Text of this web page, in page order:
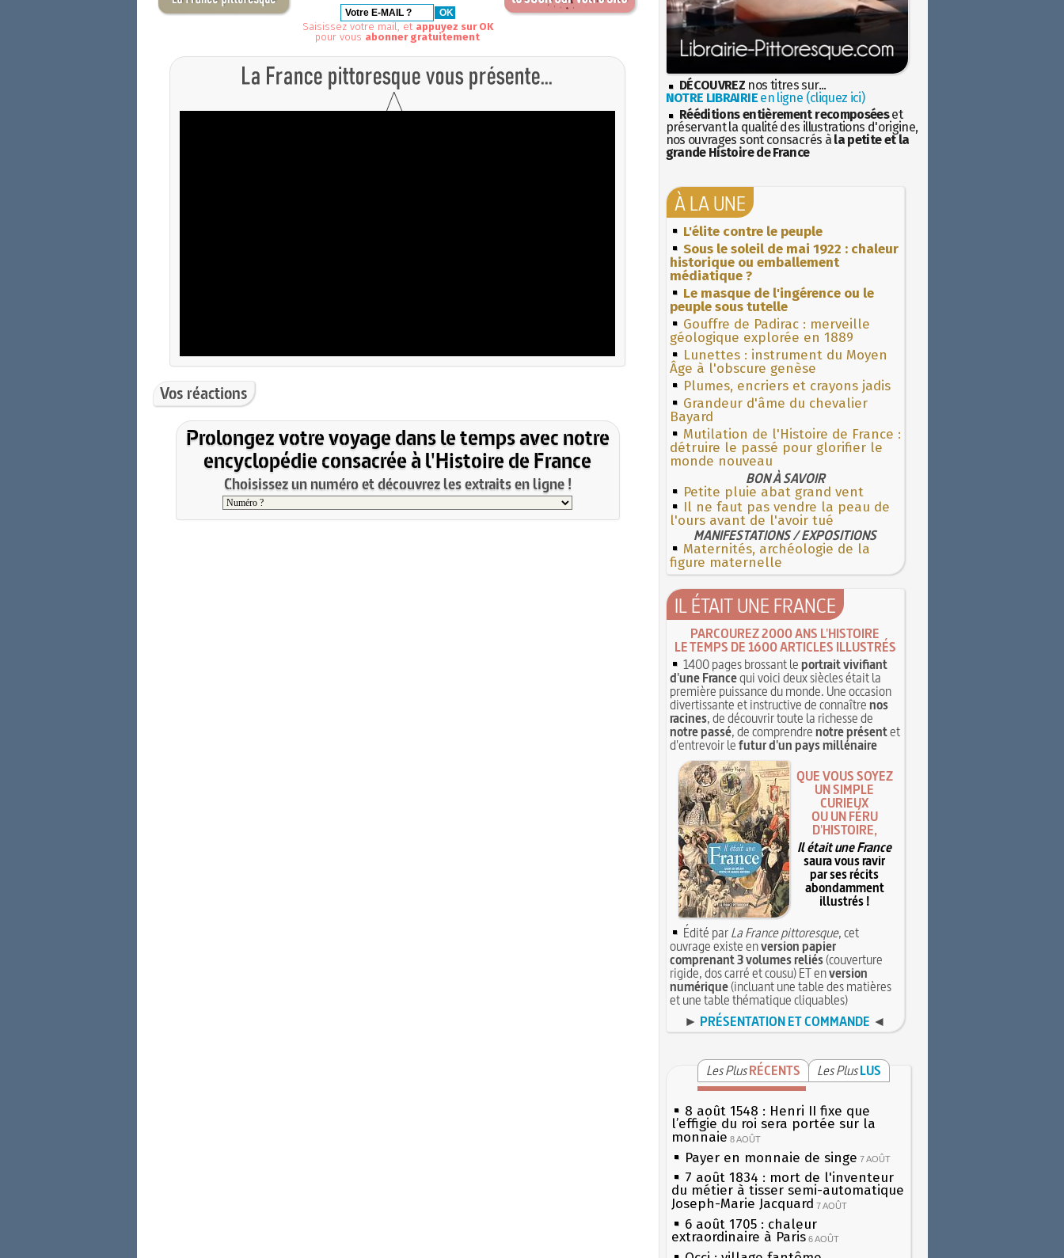
Saisissez votre mail, et appuyez sur OK
pour vous abonner gratuitement
Vos réactions
Prolongez votre voyage dans le temps avec notre
encyclopédie consacrée à l'Histoire de France
Choisissez un numéro et découvrez les extraits en ligne !
DÉCOUVREZ nos titres sur...
NOTRE LIBRAIRIEen ligne (cliquez ici)
Rééditions entièrement recomposéeset
préservant la qualité des illustrations d'origine,
nos ouvrages sont consacrés à la petite et la
grande Histoire de France
À LA UNE
L'élite contre le peuple
Sous le soleil de mai 1922 : chaleur
historique ou emballement
médiatique ?
Le masque de l'ingérence ou le
peuple sous tutelle
Gouffre de Padirac : merveille
géologique explorée en 1889
Lunettes : instrument du Moyen
Âge à l'obscure genèse
Plumes, encriers et crayons jadis
Grandeur d'âme du chevalier
Bayard
Mutilation de l'Histoire de France :
détruire le passé pour glorifier le
monde nouveau
BON À SAVOIR
Petite pluie abat grand vent
Il ne faut pas vendre la peau de
l'ours avant de l'avoir tué
MANIFESTATIONS / EXPOSITIONS
Maternités, archéologie de la
figure maternelle
IL ÉTAIT UNE FRANCE
PARCOUREZ 2000 ANS L'HISTOIRE
LE TEMPS DE 1600 ARTICLES ILLUSTRÉS
1400 pages brossant leportrait vivifiant
d'une Francequi voici deux siècles était la
première puissance du monde. Une occasion
divertissante et instructive de connaîtrenos
racines, de découvrir toute la richesse de
notre passé, de comprendrenotre présentet
d'entrevoir lefutur d'un pays millénaire
QUE VOUS SOYEZ
UN SIMPLE
CURIEUX
OU UN FÉRU
D'HISTOIRE,
Il était une France
saura vous ravir
par ses récits
abondamment
illustrés !
Édité parLa France pittoresque, cet
ouvrage existe enversion papier
comprenant 3 volumes reliés(couverture
rigide, dos carré et cousu) ET enversion
numérique(incluant une table des matières
et une table thématique cliquables)
► PRÉSENTATION ET COMMANDE ◄
Les Plus RÉCENTS Les Plus LUS
8 août 1548 : Henri II fixe que
l’effigie du roi sera portée sur la
monnaie 8 AOÛT
Payer en monnaie de singe 7 AOÛT
7 août 1834 : mort de l'inventeur
du métier à tisser semi-automatique
Joseph-Marie Jacquard 7 AOÛT
6 août 1705 : chaleur
extraordinaire à Paris 6 AOÛT